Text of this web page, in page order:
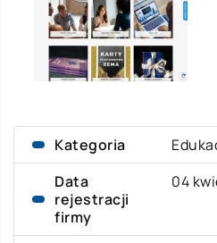
Kategoria
Data
rejestracji
firmy
04